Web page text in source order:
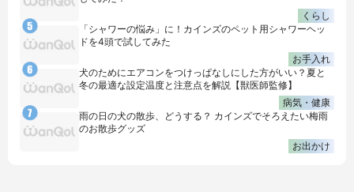
くらし
「シャワーの悩み」に！カインズのペット用シャワーヘッ
ドを4頭で試してみた
お手入れ
犬のためにエアコンをつけっぱなしにした方がいい？夏と
冬の最適な設定温度と注意点を解説【獣医師監修】
病気・健康
雨の日の犬の散歩、どうする？ カインズでそろえたい梅雨
のお散歩グッズ
お出かけ